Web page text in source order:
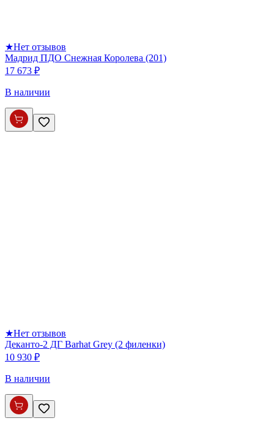
★Нет отзывов
Мадрид ПДО Снежная Королева (201)
17 673 ₽
В наличии
★Нет отзывов
Деканто-2 ДГ Barhat Grey (2 филенки)
10 930 ₽
В наличии